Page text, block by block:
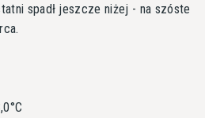
spadł jeszcze niżej - na szóste